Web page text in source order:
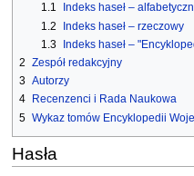
1.1
Indeks haseł –
1.2
Indeks haseł – rzeczowy
1.3 Indeks haseł –
2 Zespół redakcyjny
3 Autorzy
4
Recenzenci i Rada Naukowa
5 Wykaz tomów Encyklopedii
Hasła